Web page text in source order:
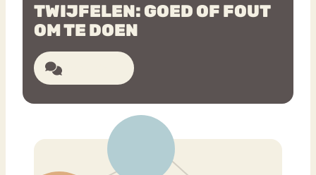
TWIJFELEN: GOED OF FOUT
OM TE DOEN